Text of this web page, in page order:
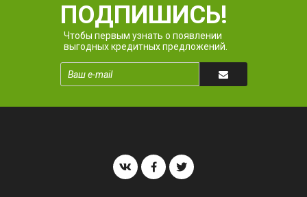
ПОДПИШИСЬ!
Чтобы первым узнать о появлении
выгодных кредитных предложений.